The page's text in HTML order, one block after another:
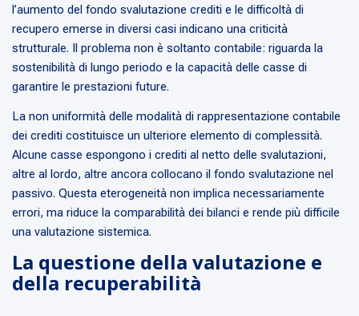
l’aumento del fondo svalutazione crediti e le difficoltà di
recupero emerse in diversi casi indicano una criticità
strutturale. Il problema non è soltanto contabile: riguarda la
sostenibilità di lungo periodo e la capacità delle casse di
garantire le prestazioni future.
La non uniformità delle modalità di rappresentazione contabile
dei crediti costituisce un ulteriore elemento di complessità.
Alcune casse espongono i crediti al netto delle svalutazioni,
altre al lordo, altre ancora collocano il fondo svalutazione nel
passivo. Questa eterogeneità non implica necessariamente
errori, ma riduce la comparabilità dei bilanci e rende più difficile
una valutazione sistemica.
La questione della valutazione e
della recuperabilità